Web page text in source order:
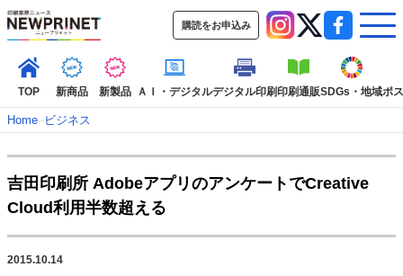
購読をお申込み
TOP 新商品 新製品 ＡＩ・デジタルデジタル印刷印刷通販SDGs・地域ポ
TOP
新着記事 特集記事
インタビュー
コレクション
Home–ビジネス
吉田印刷所 AdobeアプリのアンケートでCreative
Cloud利用半数超える
2015.10.14